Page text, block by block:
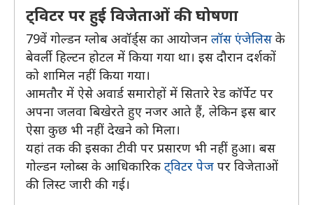
ट्विटर पर हुई विजेताओं की घोषणा
79वें गोल्डन ग्लोब अवॉर्ड्स का आयोजन लॉस एंजेलिसके
बेवर्ली हिल्टन होटल में किया गया था। इस दौरान दर्शकों
को शामिल नहीं किया गया।
आमतौर में ऐसे अवार्ड समारोहों में सितारे रेड कॉर्पेट पर
अपना जलवा बिखेरते हुए नजर आते हैं, लेकिन इस बार
ऐसा कुछ भी नहीं देखने को मिला।
यहां तक की इसका टीवी पर प्रसारण भी नहीं हुआ। बस
गोल्डन ग्लोब्स के आधिकारिक ट्विटर पेज पर विजेताओं
की लिस्ट जारी की गई।